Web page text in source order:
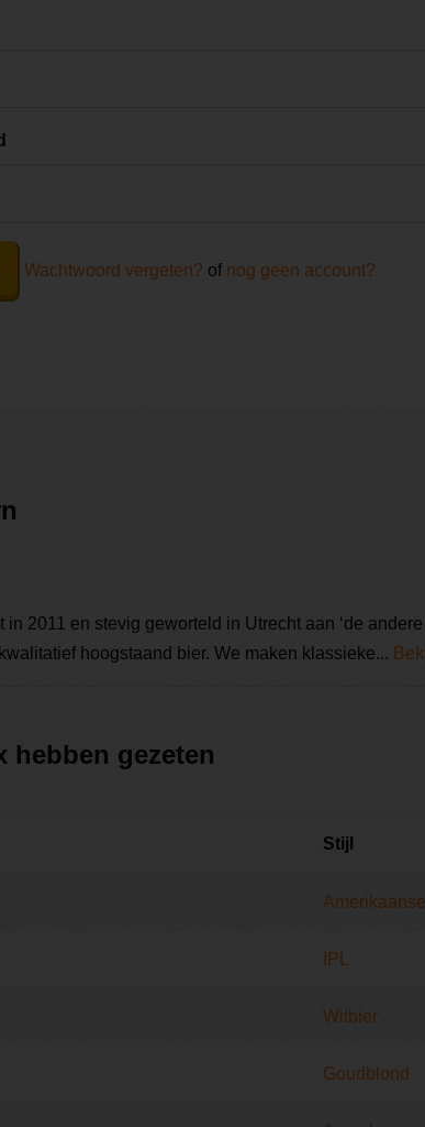
Wachtwoord vergeten? of nog geen account?
2011 en stevig geworteld in Utrecht aan ‘de
hoogstaand bier. We maken klassieke...
hebben gezeten
Stijl
IPL
Witbier
Goudblond